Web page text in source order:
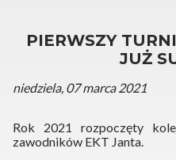
PIERWSZY
JUŻ
niedziela, 07 marca 2021
Rok 2021 rozpoczęty
zawodników EKT Janta.